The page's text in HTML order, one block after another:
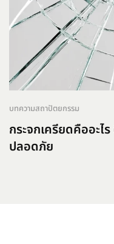
บทความสถาปัตยกรรม
กระจกเครียดคืออะไ
ปลอดภัย